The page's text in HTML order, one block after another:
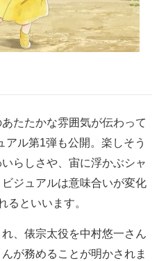
たたかな雰囲気が伝わって
アル第1弾も公開。楽しそう
らしさや、宙に浮かぶシャ
ジュアルは意味合いが変化
るといいます。
、俵宗太役を中村悠一さん
が務めることが明かされま